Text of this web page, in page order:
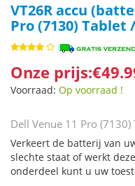
VT26R accu
Pro (7130) Tablet
Onze
Voorraad: Op voorraad !
Dell Venue 11 Pro
Verkeert de batterij van
slechte staat of werkt
onderdeel kunt u uw